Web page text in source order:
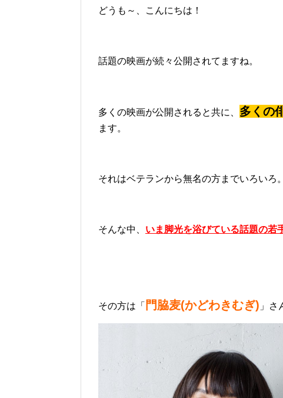
どうも～、こんにちは！
話題の映画が続々公開されてますね。
多くの映画が公開されると共に、 多くの
ます。
それはベテランから無名の方までいろいろ。
そんな中、 いま脚光を浴びている話題の若
その方は「 門脇麦(かどわきむぎ) 」さ